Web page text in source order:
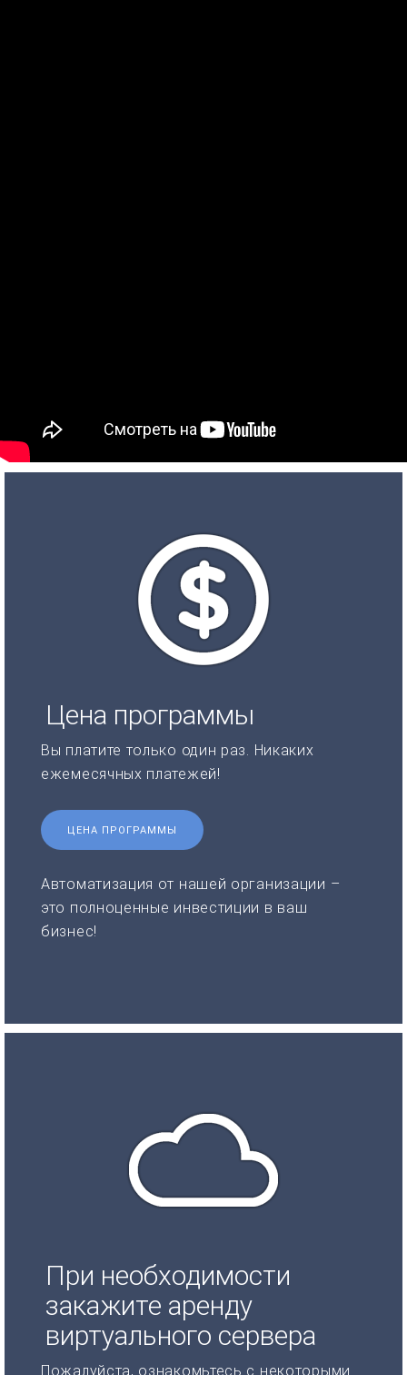
Цена программы
Вы платите только один раз. Никаких
ежемесячных платежей!
ЦЕНА ПРОГРАММЫ
Автоматизация от нашей организации –
это полноценные инвестиции в ваш
бизнес!
При необходимости
закажите аренду
виртуального сервера
Пожалуйста, ознакомьтесь с некоторыми